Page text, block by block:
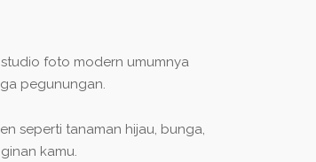
foto modern umumnya
pegunungan.
seperti tanaman hijau, bunga,
kamu.